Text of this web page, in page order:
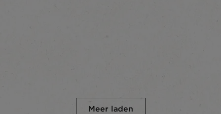
Meer laden